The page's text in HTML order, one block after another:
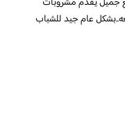
عام جيد للشباب